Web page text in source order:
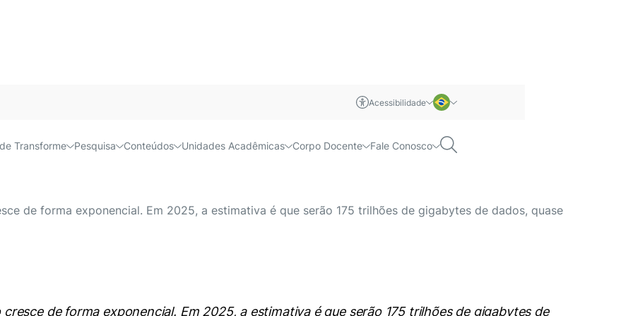
Acessibilidade
Português
Transforme Pesquisa Conteúdos Unidades Acadêmicas Corpo Docente Fale Conosco
oceano e não para de crescer. Mas nem
de forma exponencial. Em 2025, a estimativa é que serão 175 trilhões de gigabytes de dados, quase
de forma exponencial. Em 2025, a estimativa é que serão 175 trilhões de gigabytes de